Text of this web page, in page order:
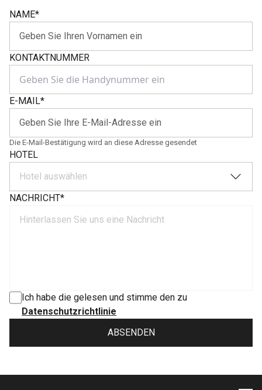
NAME*
KONTAKTNUMMER
E-MAIL*
Die E-Mail-Bestätigung wird an diese Adresse gesendet
HOTEL
Hotel auswählen
NACHRICHT*
Ich habe die gelesen und stimme den zu
Datenschutzrichtlinie
ABSENDEN